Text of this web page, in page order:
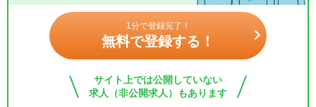
1分で登録完了！
無料で登録する！
サイト上では公開していない
求人（非公開求人）もあります